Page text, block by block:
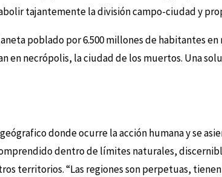
tajantemente la división campo-ciudad y
poblado por 6.500 millones de habitantes
en necrópolis, la ciudad de los muertos. Una
donde ocurre la acción humana y se
dentro de límites naturales,
territorios. “Las regiones son perpetuas,